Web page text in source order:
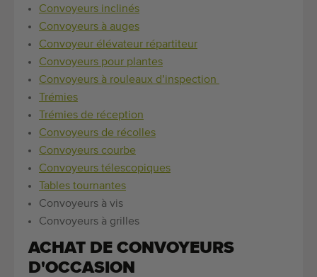
Convoyeurs inclinés
Convoyeurs à auges
Convoyeur élévateur répartiteur
Convoyeurs pour plantes
Convoyeurs à rouleaux d’inspection
Trémies
Trémies de réception
Convoyeurs de récolles
Convoyeurs courbe
Convoyeurs télescopiques
Tables tournantes
Convoyeurs à vis
Convoyeurs à grilles
ACHAT DE CONVOYEURS
D'OCCASION